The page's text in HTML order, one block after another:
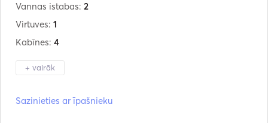
Vannas istabas: 2
Virtuves: 1
Kabīnes: 4
+ vairāk
Sazinieties ar īpašnieku